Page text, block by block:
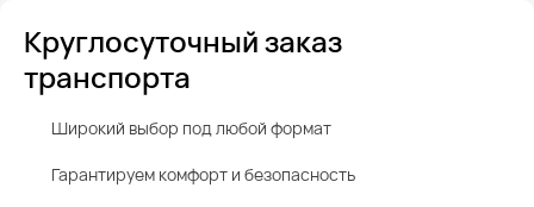
Круглосуточный заказ
транспорта
Широкий выбор под любой формат
Гарантируем комфорт и безопасность